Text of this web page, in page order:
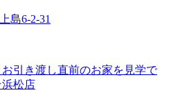
島6-2-31
引き渡し直前のお家を見学で
松店